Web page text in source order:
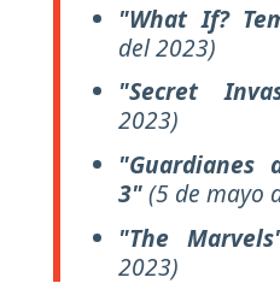
"What If?
del 2023)
"Secret
2023)
"Guardianes
3"(5 de mayo
"The
2023)